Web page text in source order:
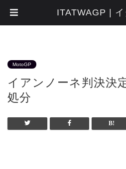
MotoGP
イアンノーネ判決決
処分
ITATWAGP |